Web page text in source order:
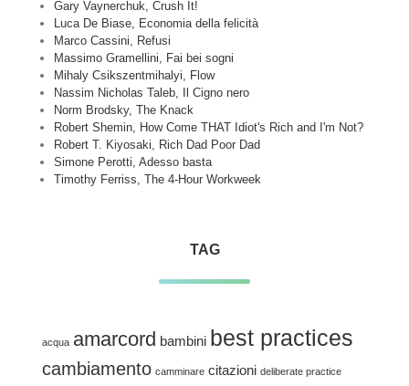
Gary Vaynerchuk, Crush It!
Luca De Biase, Economia della felicità
Marco Cassini, Refusi
Massimo Gramellini, Fai bei sogni
Mihaly Csikszentmihalyi, Flow
Nassim Nicholas Taleb, Il Cigno nero
Norm Brodsky, The Knack
Robert Shemin, How Come THAT Idiot's Rich and I'm Not?
Robert T. Kiyosaki, Rich Dad Poor Dad
Simone Perotti, Adesso basta
Timothy Ferriss, The 4-Hour Workweek
TAG
acqua amarcord bambini best practices
cambiamento camminare citazioni deliberate practice